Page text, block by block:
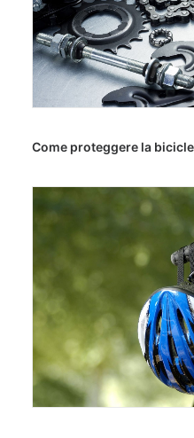
Come proteggere la